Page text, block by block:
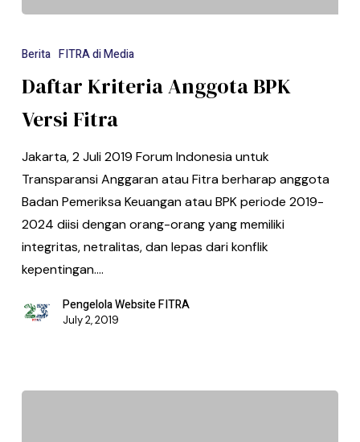
Berita FITRA di Media
Daftar Kriteria Anggota BPK
Versi Fitra
Jakarta, 2 Juli 2019 Forum Indonesia untuk
Transparansi Anggaran atau Fitra berharap anggota
Badan Pemeriksa Keuangan atau BPK periode 2019-
2024 diisi dengan orang-orang yang memiliki
integritas, netralitas, dan lepas dari konflik
kepentingan.…
Pengelola Website FITRA
July 2, 2019